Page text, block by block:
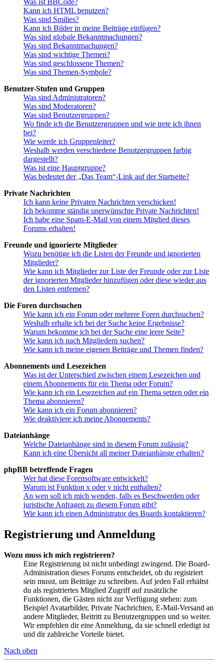
Kann ich HTML benutzen?
Was sind Smilies?
Kann ich Bilder in meine Beiträge einfügen?
Was sind globale Bekanntmachungen?
Was sind Bekanntmachungen?
Was sind wichtige Themen?
Was sind geschlossene Themen?
Was sind Themen-Symbole?
Benutzer-Stufen und Gruppen
Was sind Administratoren?
Was sind Moderatoren?
Was sind Benutzergruppen?
Wo finde ich die Benutzergruppen und wie trete ich ihnen
bei?
Wie werde ich Gruppenleiter?
Weshalb werden verschiedene Benutzergruppen farbig
dargestellt?
Was ist eine Hauptgruppe?
Was bedeutet der „Das Team“-Link auf der Startseite?
Private Nachrichten
Ich kann keine Privaten Nachrichten verschicken!
Ich bekomme ständig unerwünschte Private Nachrichten!
Ich habe eine Spam-E-Mail von einem Mitglied dieses
Forums erhalten!
Freunde und ignorierte Mitglieder
Wozu benötige ich die Listen der Freunde und ignorierten
Mitglieder?
Wie kann ich Mitglieder zur Liste der Freunde oder zur Liste
der ignorierten Mitglieder hinzufügen oder diese wieder aus
den Listen entfernen?
Die Foren durchsuchen
Wie kann ich ein Forum oder mehrere Foren durchsuchen?
Weshalb erhalte ich bei der Suche keine Ergebnisse?
Warum bekomme ich bei der Suche eine leere Seite?
Wie kann ich nach Mitgliedern suchen?
Wie kann ich meine eigenen Beiträge und Themen finden?
Abonnements und Lesezeichen
Was ist der Unterschied zwischen einem Lesezeichen und
einem Abonnements für ein Thema oder Forum?
Wie kann ich ein Lesezeichen auf ein Thema setzen oder ein
Thema abonnieren?
Wie kann ich ein Forum abonnieren?
Wie deaktiviere ich meine Abonnements?
Dateianhänge
Welche Dateianhänge sind in diesem Forum zulässig?
Kann ich eine Übersicht all meiner Dateianhänge erhalten?
phpBB betreffende Fragen
Wer hat diese Forensoftware entwickelt?
Warum ist Funktion x oder y nicht enthalten?
An wen soll ich mich wenden, falls es Beschwerden oder
juristische Anfragen zu diesem Forum gibt?
Wie kann ich einen Administrator des Boards kontaktieren?
Registrierung und Anmeldung
Wozu muss ich mich registrieren?
Eine Registrierung ist nicht unbedingt zwingend. Die Board-
Administration dieses Forums entscheidet, ob du registriert
sein musst, um Beiträge zu schreiben. Auf jeden Fall erhältst
du als registriertes Mitglied Zugriff auf zusätzliche
Funktionen, die Gästen nicht zur Verfügung stehen: zum
Beispiel Avatarbilder, Private Nachrichten, E-Mail-Versand an
andere Mitglieder, Beitritt zu Benutzergruppen und so weiter.
Wir empfehlen dir eine Anmeldung, da sie schnell erledigt ist
und dir zahlreiche Vorteile bietet.
Nach oben